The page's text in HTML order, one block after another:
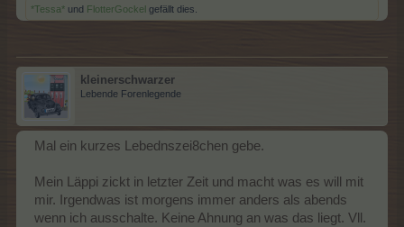
*Tessa* und FlotterGockel gefällt dies.
kleinerschwarzer
Lebende Forenlegende
Mal ein kurzes Lebednszei8chen gebe.
Mein Läppi zickt in letzter Zeit und macht was es will mit
mir. Irgendwas ist morgens immer anders als abends
wenn ich ausschalte. Keine Ahnung an was das liegt. Vll.